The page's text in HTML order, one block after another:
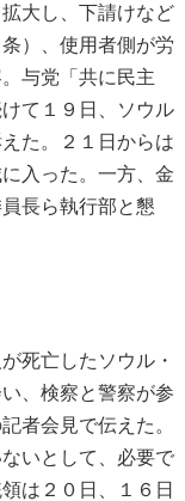
大し、下請けなど
）、使用者側が労
与党「共に民主
て１９日、ソウル
た。２１日からは
入った。一方、金
長ら執行部と懇
死亡したソウル・
、検察と警察が参
者会見で伝えた。
いとして、必要で
は２０日、１６日